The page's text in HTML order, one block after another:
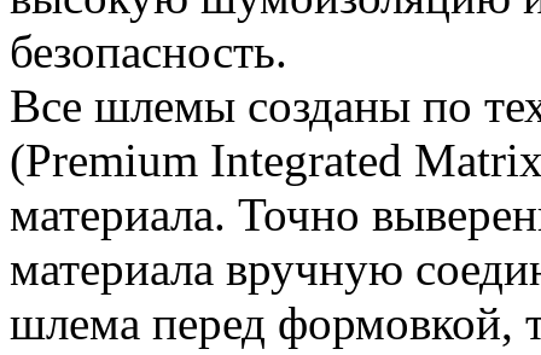
безопасность.
Все шлемы созданы по
(Premium Integrated
материала. Точно
материала вручную
шлема перед формовкой,